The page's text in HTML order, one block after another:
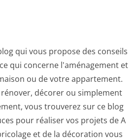
qui vous propose des conseils
qui concerne l'aménagement et
ou de votre appartement.
décorer ou simplement
vous trouverez sur ce blog
pour réaliser vos projets de A
et de la décoration vous